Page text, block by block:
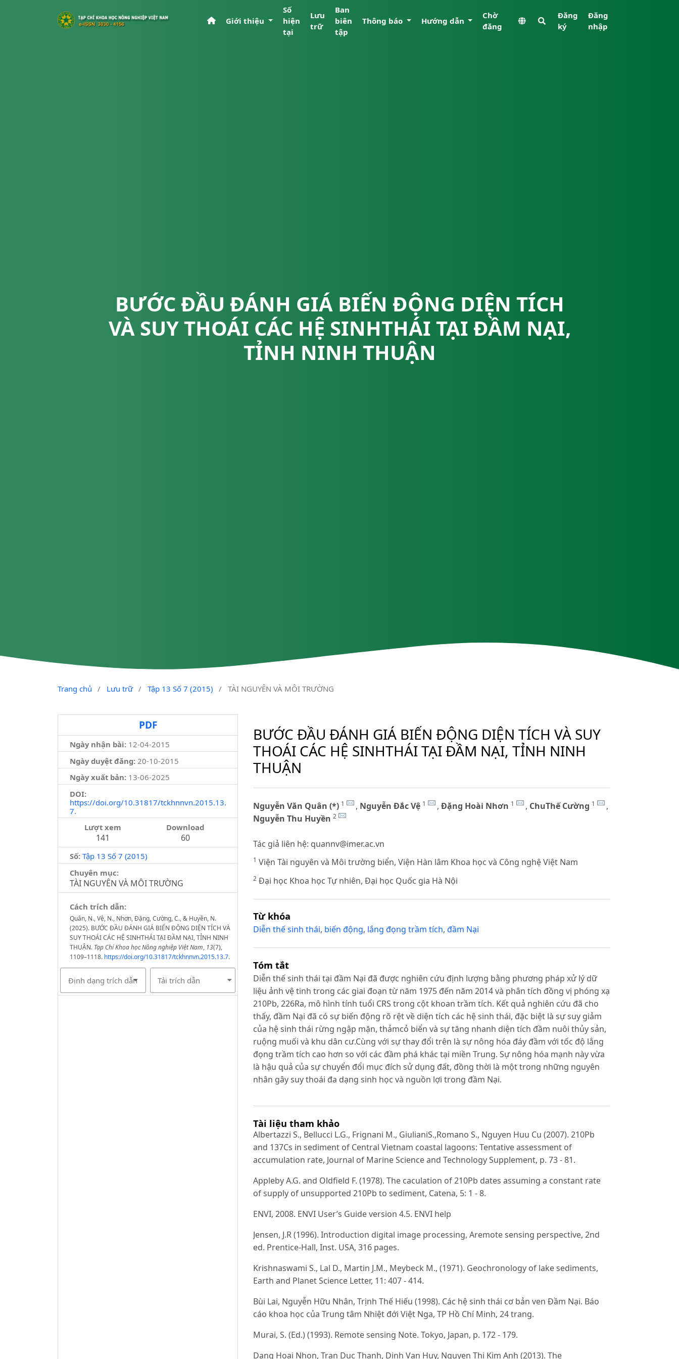
Giới thiệu
Số
hiện
tại
Lưu
trữ
Ban
biên
tập
Thông báo Hướng dẫn
Chờ
đăng
Đăng
ký
Đăng
nhập
BƯỚC ĐẦU ĐÁNH GIÁ BIẾN ĐỘNG DIỆN TÍCH
VÀ SUY THOÁI CÁC HỆ SINHTHÁI TẠI ĐẦM NẠI,
TỈNH NINH THUẬN
Trang chủ / Lưu trữ / Tập 13 Số 7 (2015) / TÀI NGUYÊN VÀ MÔI TRƯỜNG
PDF
Ngày nhận bài: 12-04-2015
Ngày duyệt đăng:20-10-2015
Ngày xuất bản: 13-06-2025
DOI:
https://doi.org/10.31817/tckhnnvn.2015.13.
7.
Lượt xem
141
Download
60
Số: Tập 13 Số 7 (2015)
Chuyên mục:
TÀI NGUYÊN VÀ MÔI TRƯỜNG
Cách trích dẫn:
Quân, N., Vệ, N., Nhơn, Đặng, Cường, C., & Huyền, N.
(2025). BƯỚC ĐẦU ĐÁNH GIÁ BIẾN ĐỘNG DIỆN TÍCH VÀ
SUY THOÁI CÁC HỆ SINHTHÁI TẠI ĐẦM NẠI, TỈNH NINH
THUẬN. Tạp Chí Khoa học Nông nghiệp Việt Nam, 13(7),
1109–1118. https://doi.org/10.31817/tckhnnvn.2015.13.7.
Định dạng trích dẫn Tải trích dẫn
BƯỚC ĐẦU ĐÁNH GIÁ BIẾN ĐỘNG DIỆN TÍCH VÀ SUY
THOÁI CÁC HỆ SINHTHÁI TẠI ĐẦM NẠI, TỈNH NINH
THUẬN
Nguyễn Văn Quân (*) 1 , Nguyễn Đắc Vệ 1 ,Đặng Hoài Nhơn 1 , ChuThế Cường 1
,
Nguyễn Thu Huyền 2
Tác giả liên hệ: quannv@imer.ac.vn
1 Viện Tài nguyên và Môi trường biển, Viện Hàn lâm Khoa học và Công nghệ Việt Nam
2 Đại học Khoa học Tự nhiên, Đại học Quốc gia Hà Nội
Từ khóa
Diễn thế sinh thái, biến động, lắng đọng trầm tích,đầm Nại
Tóm tắt
Diễn thế sinh thái tại đầm Nại đã được nghiên cứu định lượng bằng phương pháp xử lý dữ
liệu ảnh vệ tinh trong các giai đoạn từ năm 1975 đến năm 2014 và phân tích đồng vị phóng xạ
210Pb, 226Ra, mô hình tính tuổi CRS trong cột khoan trầm tích. Kết quả nghiên cứu đã cho
thấy, đầm Nại đã có sự biến động rõ rệt về diện tích các hệ sinh thái, đặc biệt là sự suy giảm
của hệ sinh thái rừng ngập mặn, thảmcỏ biển và sự tăng nhanh diện tích đầm nuôi thủy sản,
ruộng muối và khu dân cư.Cùng với sự thay đổi trên là sự nông hóa đáy đầm với tốc độ lắng
đọng trầm tích cao hơn so với các đầm phá khác tại miền Trung. Sự nông hóa mạnh này vừa
là hậu quả của sự chuyển đổi mục đích sử dụng đất, đồng thời là một trong những nguyên
nhân gây suy thoái đa dạng sinh học và nguồn lợi trong đầm Nại.
Tài liệu tham khảo
Albertazzi S., Bellucci L.G., Frignani M., GiulianiS.,Romano S., Nguyen Huu Cu (2007). 210Pb
and 137Cs in sediment of Central Vietnam coastal lagoons: Tentative assessment of
accumulation rate, Journal of Marine Science and Technology Supplement, p. 73 - 81.
Appleby A.G. and Oldfield F. (1978). The caculation of 210Pb dates assuming a constant rate
of supply of unsupported 210Pb to sediment, Catena, 5: 1 - 8.
ENVI, 2008. ENVI User’s Guide version 4.5. ENVI help
Jensen, J.R (1996). Introduction digital image processing, Aremote sensing perspective, 2nd
ed. Prentice-Hall, Inst. USA, 316 pages.
Krishnaswami S., Lal D., Martin J.M., Meybeck M., (1971). Geochronology of lake sediments,
Earth and Planet Science Letter, 11: 407 - 414.
Bùi Lai, Nguyễn Hữu Nhân, Trịnh Thế Hiếu (1998). Các hệ sinh thái cơ bản ven Đầm Nại. Báo
cáo khoa học của Trung tâm Nhiệt đới Việt Nga, TP Hồ Chí Minh, 24 trang.
Murai, S. (Ed.) (1993). Remote sensing Note. Tokyo, Japan, p. 172 - 179.
Dang Hoai Nhon, Tran Duc Thanh, Dinh Van Huy, Nguyen Thi Kim Anh (2013). The